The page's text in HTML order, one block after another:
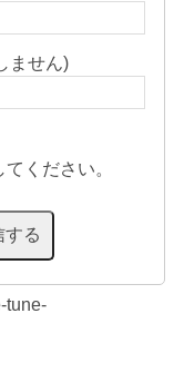
ません)
ください。
tune-